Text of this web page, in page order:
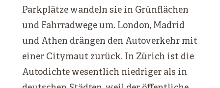
Parkplätze wandeln sie in Grünflächen
und Fahrradwege um. London, Madrid
und Athen drängen den Autoverkehr mit
einer Citymaut zurück. In Zürich ist die
Autodichte wesentlich niedriger als in